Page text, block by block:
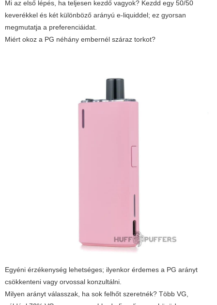
Mi az első lépés, ha teljesen kezdő vagyok? Kezdd egy 50/50
keverékkel és két különböző arányú e-liquiddel; ez gyorsan
megmutatja a preferenciáidat.
Miért okoz a PG néhány embernél száraz torkot?
Egyéni érzékenység lehetséges; ilyenkor érdemes a PG arányt
csökkenteni vagy orvossal konzultálni.
Milyen arányt válasszak, ha sok felhőt szeretnék? Több VG,